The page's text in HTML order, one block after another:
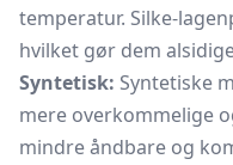
temperatur. Silke-
hvilket gør dem
Syntetisk: Syntetiske
mere overkommelige
mindre åndbare og